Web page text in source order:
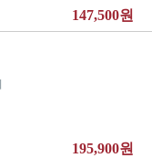
147,500원
195,900원